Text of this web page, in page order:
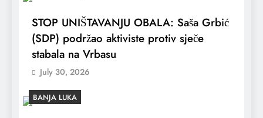
STOP UNIŠTAVANJU OBALA: Saša Grbić
(SDP) podržao aktiviste protiv sječe
stabala na Vrbasu
July 30, 2026
BANJA LUKA